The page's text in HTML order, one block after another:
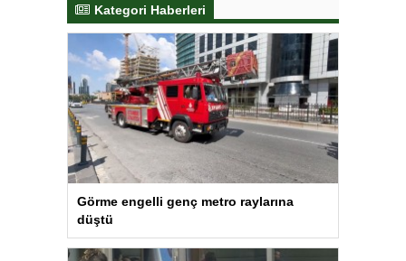
Kategori Haberleri
Görme engelli genç metro raylarına
düştü